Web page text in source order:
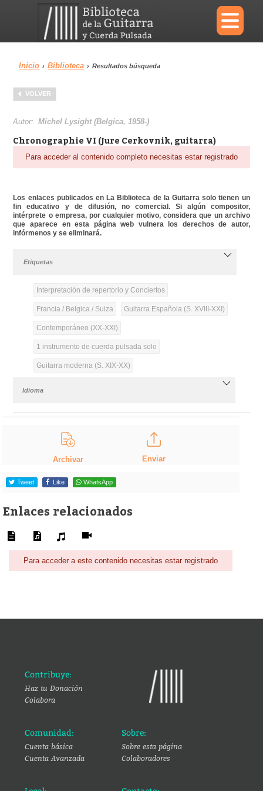
×
Menu
Biblioteca
Inicio › Biblioteca › Resultados búsqueda
VOLVER
Autor:Michel Lysight (Belgica, 1958-)
Chronographie VI (Jure Cerkovnik, guitarra)
Para acceder al contenido completo necesitas estar registrado
Los enlaces publicados en La Biblioteca de la Guitarra solo tienen un
fin educativo y de difusión, no comercial. Si algún compositor,
intérprete o empresa, por cualquier motivo, considera que un archivo
que aparece en esta página web vulnera los derechos de autor,
infórmenos y se eliminará.
Etiquetas
Interpretación de repertorio y Conciertos
Francia / Belgica / Suiza Guitarra Española (S. XVIII-XXI)
Contemporáneo (XX-XXI)
1 instrumento de cuerda pulsada solo
Guitarra moderna (S. XIX-XX)
Idioma
Archivar Enviar
Tweet Like WhatsApp
Enlaces relacionados
Para acceder a este contenido necesitas estar registrado
Contribuye:
Haz tu Donación
Colabora
Comunidad:
Cuenta básica
Cuenta Avanzada
Sobre:
Sobre esta página
Colaboradores